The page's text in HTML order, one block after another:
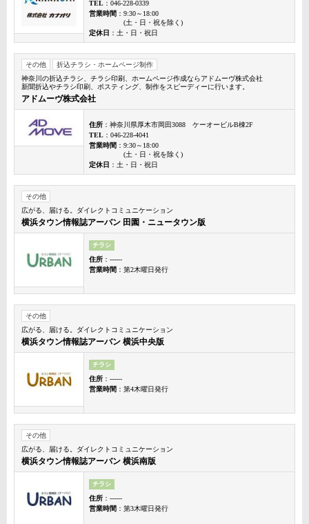
TEL ：046-228-0339
営業時間 ：9:30～18:00
(土・日・祝を除く)
定休日 ：土・日・祝日
その他
折込チラシ・ホームページ制作
神奈川の折込チラシ、チラシ印刷、ホームページ作成ならアドムーヴ株式会社
新聞折込やチラシ印刷、ポスティング、制作をスピーディーに行います。
アドムーヴ株式会社
住所 ：神奈川県厚木市岡田3088 ケーオービルB棟2F
TEL ：046-228-4041
営業時間 ：9:30～18:00
(土・日・祝を除く)
定休日 ：土・日・祝日
その他
広がる、届ける。ダイレクトコミュニケーション
横浜タウン情報誌アーバン 田園・ニュータウン版
チラシ
住所 ：------
営業時間 ：第2木曜日発行
その他
広がる、届ける。ダイレクトコミュニケーション
横浜タウン情報誌アーバン 横浜中央版
チラシ
住所 ：------
営業時間 ：第4木曜日発行
その他
広がる、届ける。ダイレクトコミュニケーション
横浜タウン情報誌アーバン 横浜南版
チラシ
住所 ：------
営業時間 ：第3木曜日発行